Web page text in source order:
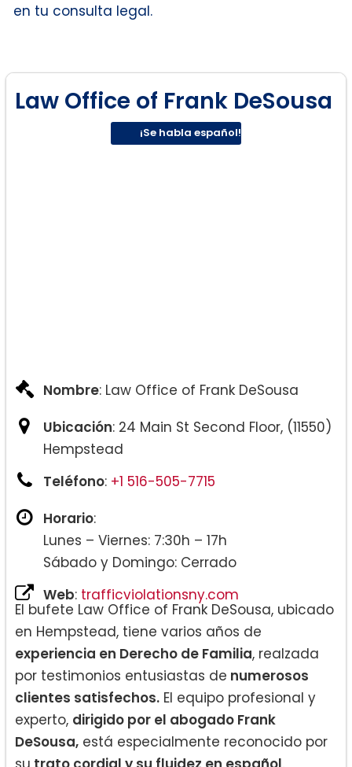
en tu consulta legal.
Law Office of Frank DeSousa
¡Se habla español!
Nombre: Law Office of Frank DeSousa
Ubicación: 24 Main St Second Floor, (11550)
Hempstead
Teléfono: +1 516-505-7715
Horario:
Lunes – Viernes: 7:30h – 17h
Sábado y Domingo: Cerrado
Web: trafficviolationsny.com
El bufete Law Office of Frank DeSousa, ubicado
en Hempstead, tiene varios años de
experiencia en Derecho de Familia, realzada
por testimonios entusiastas de numerosos
clientes satisfechos. El equipo profesional y
experto, dirigido por el abogado Frank
DeSousa, está especialmente reconocido por